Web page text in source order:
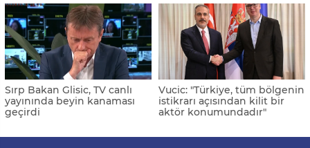
Sırp Bakan Glisic, TV canlı
yayınında beyin kanaması
geçirdi
Vucic: "Türkiye, tüm bölgenin
istikrarı açısından kilit bir
aktör konumundadır"